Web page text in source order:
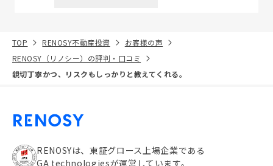
TOP RENOSY不動産投資
お客様の声
RENOSY（リノシー）の評判・口コミ
親切丁寧かつ、リスクもしっかりと教えてくれる。
RENOSYは、東証グロース上場企業である
GA technologiesが運営しています。